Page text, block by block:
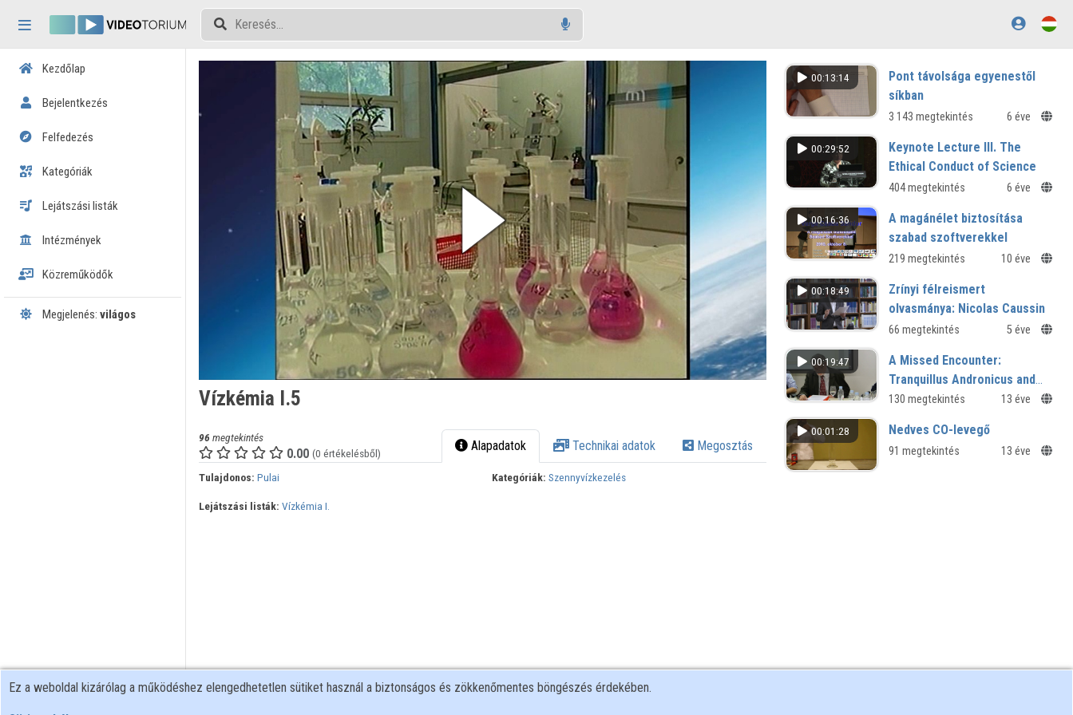
Tartalom kihagyása
Kezdőlap
Bejelentkezés
Felfedezés
Kategóriák
Lejátszási listák
Intézmények
Közreműködők
Megjelenés: világos
Vízkémia I.5
96 megtekintés
0.00 (0 értékelésből) Alapadatok Technikai adatok Megosztás
Tulajdonos: Pulai Kategóriák: Szennyvízkezelés
Lejátszási listák: Vízkémia I.
00:13:14
Pont távolsága egyenestől
síkban
3 143 megtekintés 6 éve
00:29:52
Keynote Lecture III. The
Ethical Conduct of Science
404 megtekintés 6 éve
00:16:36
A magánélet biztosítása
szabad szoftverekkel
219 megtekintés 10 éve
00:18:49
Zrínyi félreismert
olvasmánya: Nicolas Caussin
66 megtekintés 5 éve
00:19:47
A Missed Encounter:
Tranquillus Andronicus and
Erasmus of Rotterdam
130 megtekintés 13 éve
00:01:28 Nedves CO-levegő
91 megtekintés 13 éve
Ez a weboldal kizárólag a működéshez elengedhetetlen sütiket használ a biztonságos és zökkenőmentes böngészés érdekében.